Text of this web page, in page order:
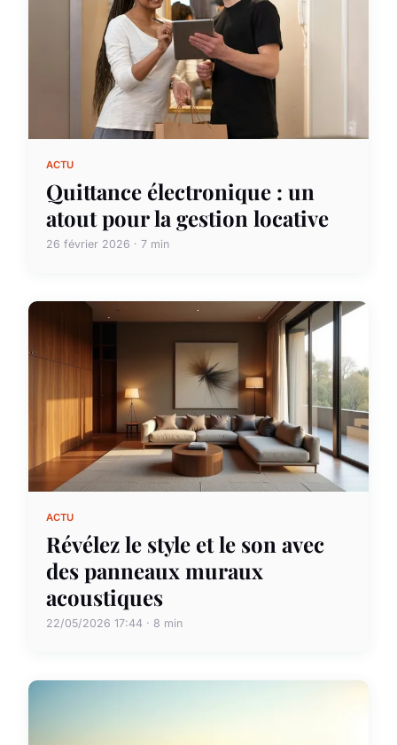
ACTU
Quittance électronique : un
atout pour la gestion locative
26 février 2026 · 7 min
ACTU
Révélez le style et le son avec
des panneaux muraux
acoustiques
22/05/2026 17:44 · 8 min